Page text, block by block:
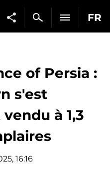
FR
of Persia :
s'est
à 1,3
16:16